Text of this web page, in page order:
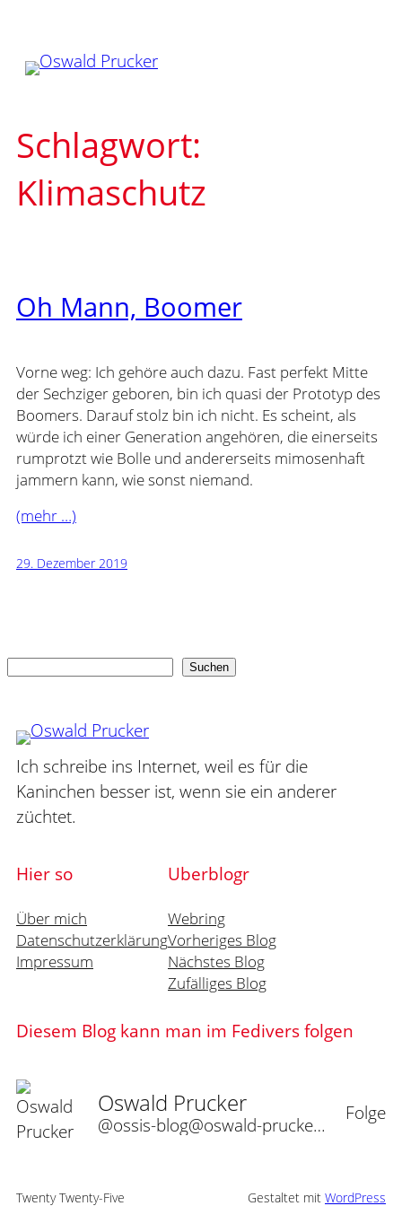
springen
Schlagwort:
Klimaschutz
Oh Mann, Boomer
Vorne weg: Ich gehöre auch dazu. Fast perfekt Mitte
der Sechziger geboren, bin ich quasi der Prototyp des
Boomers. Darauf stolz bin ich nicht. Es scheint, als
würde ich einer Generation angehören, die einerseits
rumprotzt wie Bolle und andererseits mimosenhaft
jammern kann, wie sonst niemand.
(mehr …)
29. Dezember 2019
Suchen
Ich schreibe ins Internet, weil es für die
Kaninchen besser ist, wenn sie ein anderer
züchtet.
Hier so
Über mich
Datenschutzerklärung
Impressum
Uberblogr
Webring
Vorheriges Blog
Nächstes Blog
Zufälliges Blog
Diesem Blog kann man im Fedivers folgen
Oswald Prucker
@ossis-blog@oswald-prucker.de
Folge
Twenty Twenty-Five Gestaltet mit WordPress